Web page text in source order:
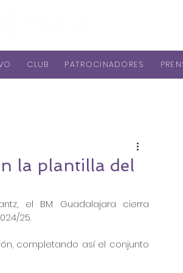
CLUB PATROCINADORES
la plantilla del
el BM Guadalajara cierra
25.
completando así el conjunto